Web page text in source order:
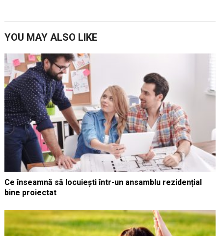
YOU MAY ALSO LIKE
Ce înseamnă să locuiești într-un ansamblu rezidențial
bine proiectat